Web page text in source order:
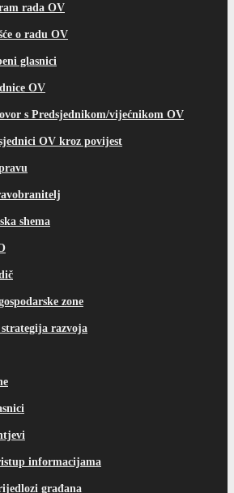
rada OV
o radu OV
glasnici
OV
s Predsjednikom/vijećnikom OV
OV kroz povijest
shema
zone
razvoja
informacijama
građana